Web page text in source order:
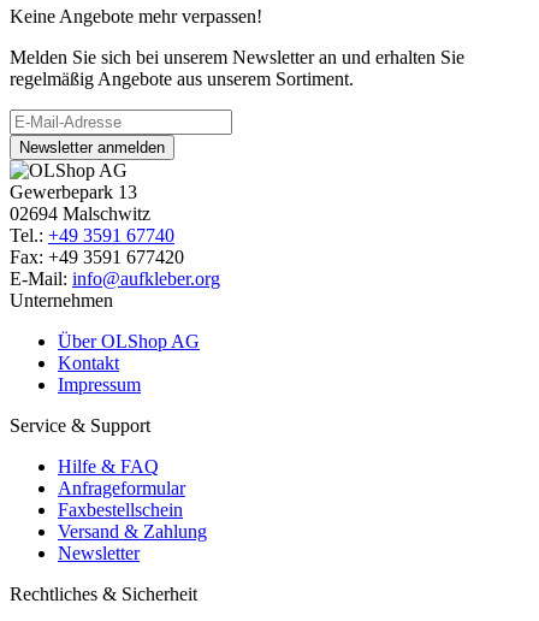
Keine Angebote mehr verpassen!
Melden Sie sich bei unserem Newsletter an und erhalten Sie
regelmäßig Angebote aus unserem Sortiment.
Newsletter anmelden
Gewerbepark 13
02694 Malschwitz
Tel.: +49 3591 67740
Fax: +49 3591 677420
E-Mail: info@aufkleber.org
Unternehmen
Über OLShop AG
Kontakt
Impressum
Service & Support
Hilfe & FAQ
Anfrageformular
Faxbestellschein
Versand & Zahlung
Newsletter
Rechtliches & Sicherheit